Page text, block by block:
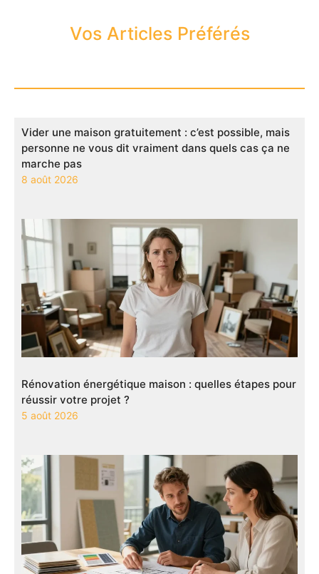
Vos Articles Préférés
Vider une maison gratuitement : c’est possible, mais
personne ne vous dit vraiment dans quels cas ça ne
marche pas
8 août 2026
Rénovation énergétique maison : quelles étapes pour
réussir votre projet ?
5 août 2026